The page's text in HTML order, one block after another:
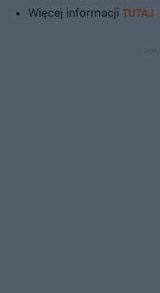
Więcej informacji TUTAJ